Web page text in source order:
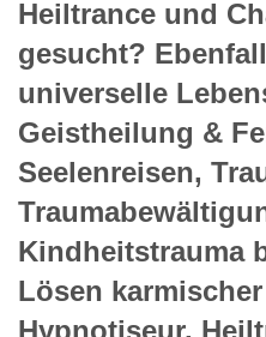
Heiltrance und
gesucht?
universelle
Geistheilung &
Seelenreisen,
Kindheitstrauma
Lösen
Hypnotiseur,